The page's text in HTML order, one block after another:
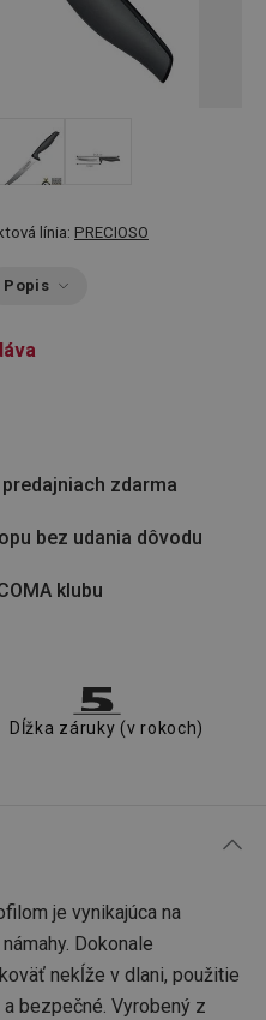
línia: PRECIOSO
Popis
zdarma
bez udania dôvodu
klubu
Dĺžka záruky (v rokoch)
je vynikajúca na
Dokonale
nekĺže v dlani, použitie
bezpečné. Vyrobený z